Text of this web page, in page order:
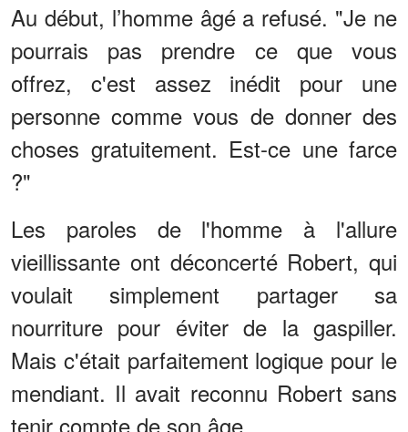
Au début, l’homme âgé a refusé. "Je ne
pourrais pas prendre ce que vous
offrez, c'est assez inédit pour une
personne comme vous de donner des
choses gratuitement. Est-ce une farce
?"
Les paroles de l'homme à l'allure
vieillissante ont déconcerté Robert, qui
voulait simplement partager sa
nourriture pour éviter de la gaspiller.
Mais c'était parfaitement logique pour le
mendiant. Il avait reconnu Robert sans
tenir compte de son âge.